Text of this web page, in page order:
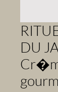
DU